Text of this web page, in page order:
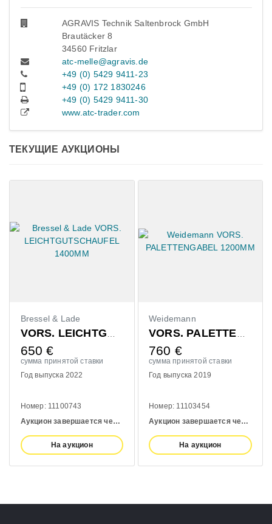
AGRAVIS Technik Saltenbrock GmbH
Brautäcker 8
34560 Fritzlar
atc-melle@agravis.de
+49 (0) 5429 9411-23
+49 (0) 172 1830246
+49 (0) 5429 9411-30
www.atc-trader.com
ТЕКУЩИЕ АУКЦИОНЫ
Bressel & Lade
VORS. LEICHTGUTSCHAUFEL 1400MM
650 €
сумма принятой ставки
Год выпуска 2022
Номер: 11100743
Аукцион завершается через:
4 days
На аукцион
Weidemann
VORS. PALETTENGABEL 1200MM
760 €
сумма принятой ставки
Год выпуска 2019
Номер: 11103454
Аукцион завершается через:
На аукцион